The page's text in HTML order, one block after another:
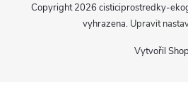
Vytvořil
Copyright 2026 cisticiprostredky-
vyhrazena. Upravit